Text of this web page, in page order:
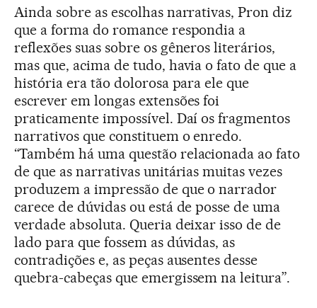
Ainda sobre as escolhas narrativas, Pron diz
que a forma do romance respondia a
reflexões suas sobre os gêneros literários,
mas que, acima de tudo, havia o fato de que a
história era tão dolorosa para ele que
escrever em longas extensões foi
praticamente impossível. Daí os fragmentos
narrativos que constituem o enredo.
“Também há uma questão relacionada ao fato
de que as narrativas unitárias muitas vezes
produzem a impressão de que o narrador
carece de dúvidas ou está de posse de uma
verdade absoluta. Queria deixar isso de de
lado para que fossem as dúvidas, as
contradições e, as peças ausentes desse
quebra-cabeças que emergissem na leitura”.